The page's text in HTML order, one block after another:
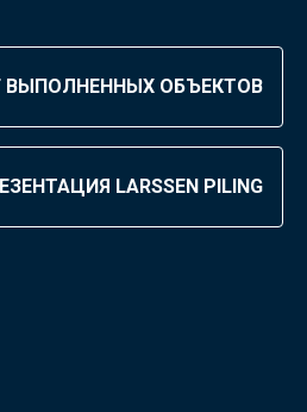
ВЫПОЛНЕННЫХ ОБЪЕКТОВ
LARSSEN PILING